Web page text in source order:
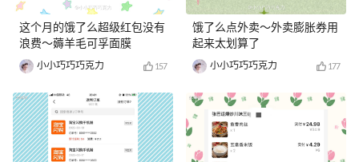
这个月的饿了么超级红包没有
浪费～薅羊毛可孚面膜
小小巧巧巧克力 157
饿了么点外卖～外卖膨胀券用
起来太划算了
小小巧巧巧克力 177